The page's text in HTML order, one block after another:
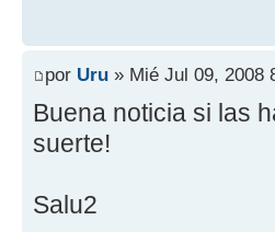
por Uru » Mié Jul 09, 2008
Buena noticia si las
suerte!
Salu2